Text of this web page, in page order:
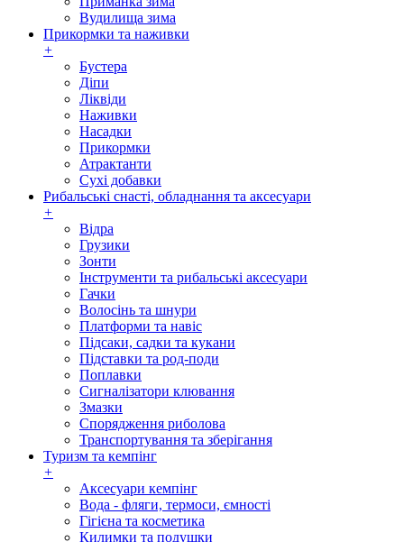
Вудилища зима
Прикормки та наживки
+
Бустера
Діпи
Ліквіди
Наживки
Насадки
Прикормки
Атрактанти
Сухі добавки
Рибальські снасті, обладнання та аксесуари
+
Відра
Грузики
Зонти
Інструменти та рибальські аксесуари
Гачки
Волосінь та шнури
Платформи та навіс
Підсаки, садки та кукани
Підставки та род-поди
Поплавки
Сигналізатори клювання
Змазки
Спорядження риболова
Транспортування та зберігання
Туризм та кемпінг
+
Аксесуари кемпінг
Вода - фляги, термоси, ємності
Гігієна та косметика
Килимки та подушки